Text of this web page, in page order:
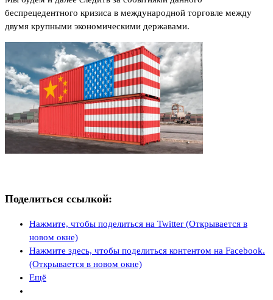
беспрецедентного кризиса в международной торговле между
двумя крупными экономическими державами.
Поделиться ссылкой:
Нажмите, чтобы поделиться на Twitter (Открывается в
новом окне)
Нажмите здесь, чтобы поделиться контентом на Facebook.
(Открывается в новом окне)
Ещё